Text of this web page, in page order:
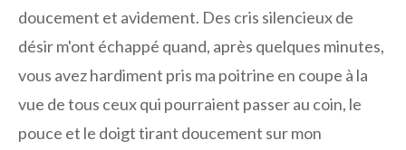
doucement et avidement. Des cris silencieux de
désir m'ont échappé quand, après quelques minutes,
vous avez hardiment pris ma poitrine en coupe à la
vue de tous ceux qui pourraient passer au coin, le
pouce et le doigt tirant doucement sur mon